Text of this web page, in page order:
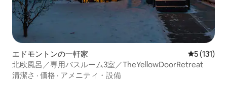
エドモントンの一軒家 レビュー
5 (131)
北欧風呂／専用バスルーム3室／TheYellowDoorRetreat
清潔さ · 価格 · アメニティ・設備